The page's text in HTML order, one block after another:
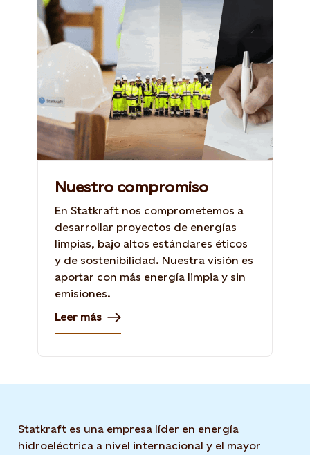
Nuestro compromiso
En Statkraft nos comprometemos a
desarrollar proyectos de energías
limpias, bajo altos estándares éticos
y de sostenibilidad. Nuestra visión es
aportar con más energía limpia y sin
emisiones.
Leer más
Statkraft es una empresa líder en energía
hidroeléctrica a nivel internacional y el mayor